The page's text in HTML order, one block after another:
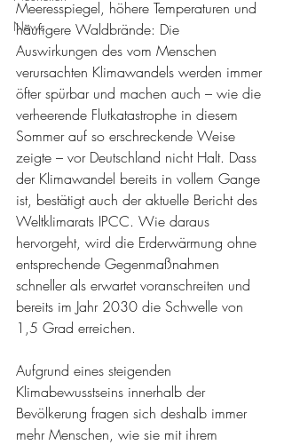
News
Meeresspiegel, höhere Temperaturen und
häufigere Waldbrände: Die
Auswirkungen des vom Menschen
verursachten Klimawandels werden immer
öfter spürbar und machen auch – wie die
verheerende Flutkatastrophe in diesem
Sommer auf so erschreckende Weise
zeigte – vor Deutschland nicht Halt. Dass
der Klimawandel bereits in vollem Gange
ist, bestätigt auch der aktuelle Bericht des
Weltklimarats IPCC. Wie daraus
hervorgeht, wird die Erderwärmung ohne
entsprechende Gegenmaßnahmen
schneller als erwartet voranschreiten und
bereits im Jahr 2030 die Schwelle von
1,5 Grad erreichen.
Aufgrund eines steigenden
Klimabewusstseins innerhalb der
Bevölkerung fragen sich deshalb immer
mehr Menschen, wie sie mit ihrem